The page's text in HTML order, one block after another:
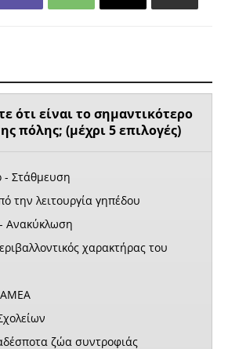
ότι είναι το σημαντικότερο
πόλης; (μέχρι 5 επιλογές)
- Στάθμευση
την λειτουργία γηπέδου
Ανακύκλωση
χαρακτήρας του
ΑΜΕΑ
ζώα συντροφιάς